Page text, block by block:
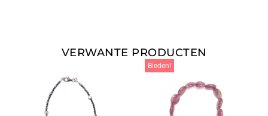
VERWANTE PRODUCTEN
Bieden!